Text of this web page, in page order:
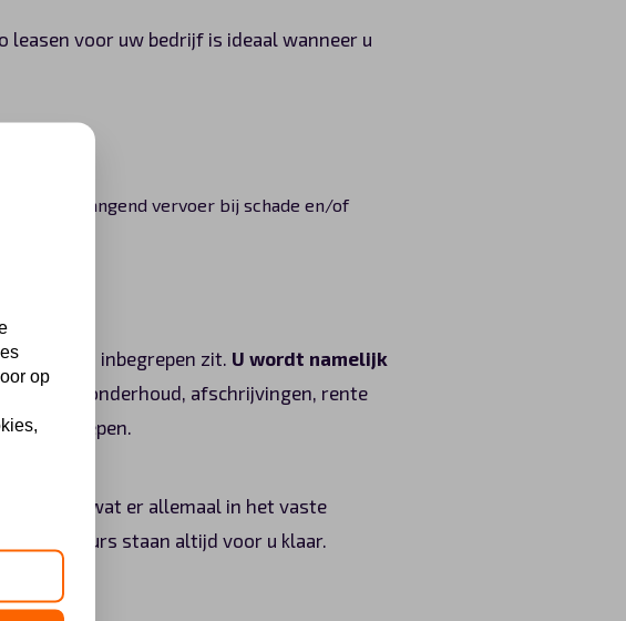
leasen voor uw bedrijf is ideaal wanneer u
vervangend vervoer bij schade en/of
daarbij inbegrepen zit. U wordt namelijk
onderhoud, afschrijvingen, rente
inbegrepen.
over wat er allemaal in het vaste
staan altijd voor u klaar.
op